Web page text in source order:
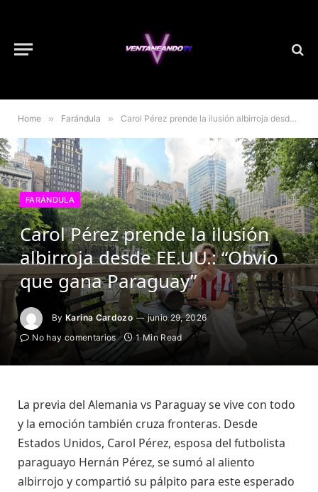
Home » Farándula » Carol Pérez prende la ilusión albirroja desde EE.UU.: “Obvio que gana Paraguay”
FARÁNDULA
Carol Pérez prende la ilusión
albirroja desde EE.UU.: “Obvio
que gana Paraguay”
By Karina Cardozo
junio 29, 2026
No hay comentarios
1 Min Read
La previa del Alemania vs Paraguay se vive con todo
y la emoción también cruza fronteras. Desde
Estados Unidos, Carol Pérez, esposa del futbolista
paraguayo Hernán Pérez, se sumó al aliento
albirrojo y compartió su pálpito para este esperado